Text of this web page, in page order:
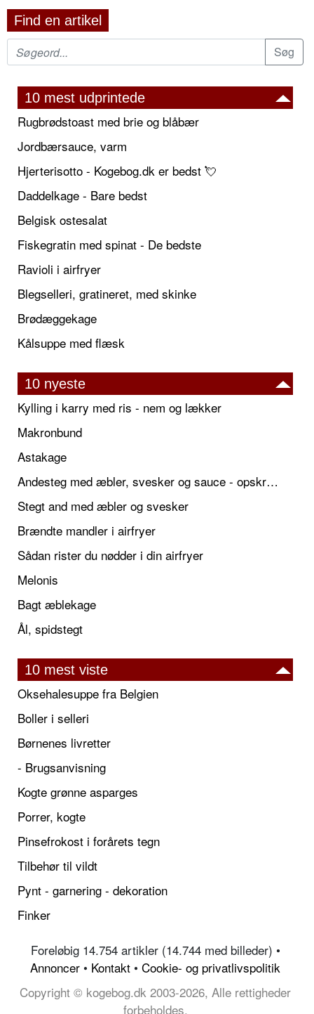
Find en artikel
10 mest udprintede
Rugbrødstoast med brie og blåbær
Jordbærsauce, varm
Hjerterisotto - Kogebog.dk er bedst 💘
Daddelkage - Bare bedst
Belgisk ostesalat
Fiskegratin med spinat - De bedste
Ravioli i airfryer
Blegselleri, gratineret, med skinke
Brødæggekage
Kålsuppe med flæsk
10 nyeste
Kylling i karry med ris - nem og lækker
Makronbund
Astakage
Andesteg med æbler, svesker og sauce - opskrift også til jul
Stegt and med æbler og svesker
Brændte mandler i airfryer
Sådan rister du nødder i din airfryer
Melonis
Bagt æblekage
Ål, spidstegt
10 mest viste
Oksehalesuppe fra Belgien
Boller i selleri
Børnenes livretter
- Brugsanvisning
Kogte grønne asparges
Porrer, kogte
Pinsefrokost i forårets tegn
Tilbehør til vildt
Pynt - garnering - dekoration
Finker
Foreløbig 14.754 artikler (14.744 med billeder) •
Annoncer • Kontakt • Cookie- og privatlivspolitik
Copyright © kogebog.dk 2003-2026, Alle rettigheder
forbeholdes.